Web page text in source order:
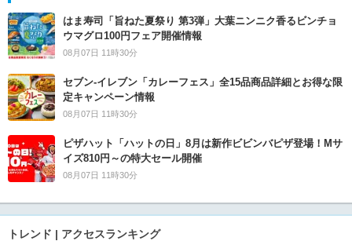
はま寿司「旨ねた夏祭り 第3弾」大葉ニンニク香るビンチョ
ウマグロ100円フェア開催情報
08月07日 11時30分
セブン‐イレブン「カレーフェス」全15品商品詳細とお得な限
定キャンペーン情報
08月07日 11時30分
ピザハット「ハットの日」8月は新作ビビンバピザ登場！Mサ
イズ810円～の特大セール開催
08月07日 11時30分
トレンド | アクセスランキング